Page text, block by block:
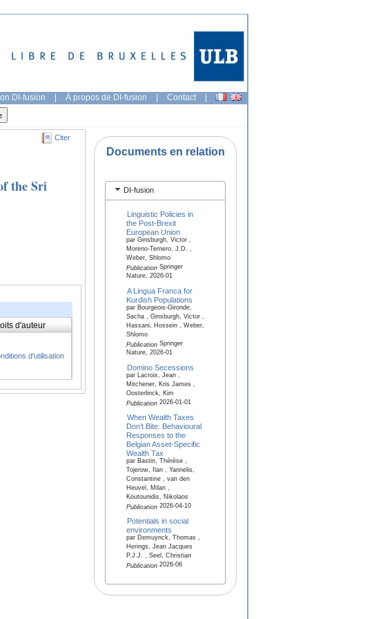
DI-fusion | À propos de DI-fusion | Contact |
Citer
the Sri
d'auteur
d'utilisation
Documents en relation
DI-fusion
Linguistic Policies in
the Post-Brexit
European Union
par Ginsburgh, Victor ,
Moreno-Ternero, J.D. ,
Weber, Shlomo
PublicationSpringer
Nature, 2026-01
A Lingua Franca for
Kurdish Populations
par Bourgeois-Gironde,
Sacha , Ginsburgh, Victor ,
Hassani, Hossein , Weber,
Shlomo
PublicationSpringer
Nature, 2026-01
Domino Secessions
par Lacroix, Jean ,
Mitchener, Kris James ,
Oosterlinck, Kim
Publication2026-01-01
When Wealth Taxes
Don’t Bite: Behavioural
Responses to the
Belgian Asset-Specific
Wealth Tax
par Bastin, Thérèse ,
Tojerow, Ilan , Yannelis,
Constantine , van den
Heuvel, Milan ,
Koutounidis, Nikolaos
Publication2026-04-10
Potentials in social
environments
par Demuynck, Thomas ,
Herings, Jean Jacques
P.J.J. , Seel, Christian
Publication2026-06